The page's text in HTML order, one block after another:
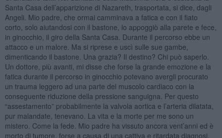
Santa Casa dell’apparizione di Nazareth, trasportata, si dice, dagli
Angeli. Mio padre, che ormai camminava a fatica e con il fiato
corto, solo aiutandosi con il bastone, lo appoggiò alla parete e fece,
in ginocchio, il giro della Santa Casa. Durante il percorso ebbe un
attacco e un malore. Ma si riprese e uscì sulle sue gambe,
dimenticando il bastone. Una grazia? Il destino? Chi può saperlo.
Un dottore, più avanti, mi disse che forse la grande emozione e la
fatica durante il percorso in ginocchio potevano avergli procurato
un trauma leggero ad una parte del muscolo cardiaco con la
conseguente riduzione della pressione sanguigna. Per questo
“assestamento” probabilmente la valvola aortica e l’arteria dilatata,
pur malandate, tenevano. La vita e la morte per me sono un
mistero. Come la fede. Mio padre ha vissuto ancora vent’anni ed è
morto di tumore, forse a causa di una cattiva e ritardata diagnosi.